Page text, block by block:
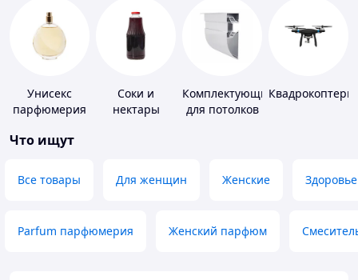
Унисекс
парфюмерия
Соки и
нектары
Комплектующие
для потолков
Квадрокоптеры
Что ищут
Все товары Для женщин Женские Здоровье
Parfum парфюмерия Женский парфюм